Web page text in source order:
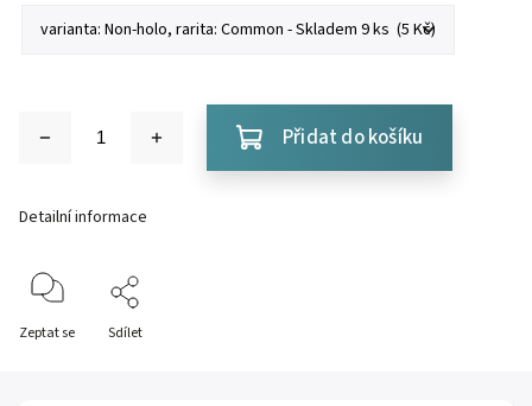
Přidat do košíku
Detailní informace
Zeptat se Sdílet